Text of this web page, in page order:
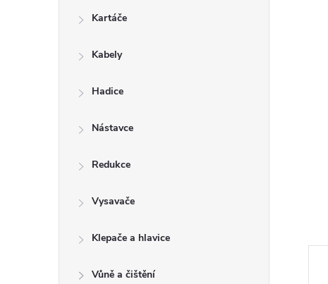
Kartáče
Kabely
Hadice
Nástavce
Redukce
Vysavače
Klepače a hlavice
Vůně a čištění